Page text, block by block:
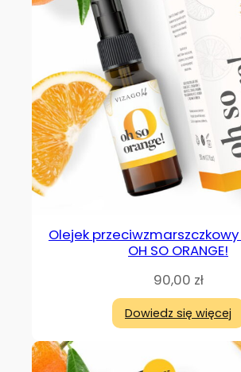
Olejek
OH SO ORANGE!
90,00 zł
Dowiedz się więcej